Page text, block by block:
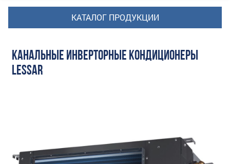
КАНАЛЬНЫЕ ИНВЕРТОРНЫЕ КОНДИЦИОНЕРЫ
LESSAR